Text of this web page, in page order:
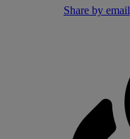
Share by email